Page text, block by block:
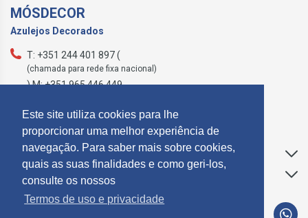
Este site utiliza cookies para lhe
proporcionar uma melhor experiência de
navegação. Para saber mais sobre cookies,
quais as suas finalidades e como geri-los,
consulte os nossos
Termos de uso e privacidade
MÓSDECOR
Azulejos Decorados
T: +351 244 401 897 (
(chamada para rede fixa nacional)
) M: +351 965 446 449
Apoio ao Cliente
Informações
SUBCREVER NEWSLETTER